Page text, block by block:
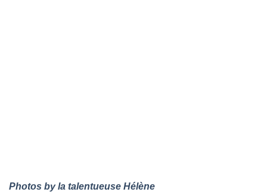
Photos by la talentueuse Hélène